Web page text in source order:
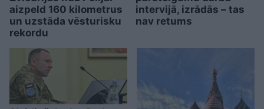
aizpeld 160 kilometrus
un uzstāda vēsturisku
rekordu
intervijā, izrādās – tas
nav retums